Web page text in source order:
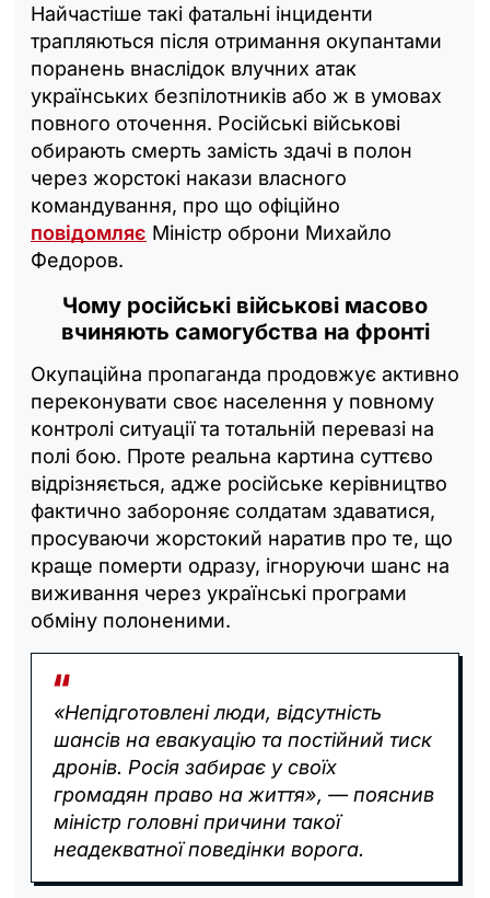
Найчастіше такі фатальні інциденти
трапляються після отримання окупантами
поранень внаслідок влучних атак
українських безпілотників або ж в умовах
повного оточення. Російські військові
обирають смерть замість здачі в полон
через жорстокі накази власного
командування, про що офіційно
повідомляє Міністр оброни Михайло
Федоров.
Чому російські військові масово
вчиняють самогубства на фронті
Окупаційна пропаганда продовжує активно
переконувати своє населення у повному
контролі ситуації та тотальній перевазі на
полі бою. Проте реальна картина суттєво
відрізняється, адже російське керівництво
фактично забороняє солдатам здаватися,
просуваючи жорстокий наратив про те, що
краще померти одразу, ігноруючи шанс на
виживання через українські програми
обміну полоненими.
«Непідготовлені люди, відсутність
шансів на евакуацію та постійний тиск
дронів. Росія забирає у своїх
громадян право на життя», — пояснив
міністр головні причини такої
неадекватної поведінки ворога.